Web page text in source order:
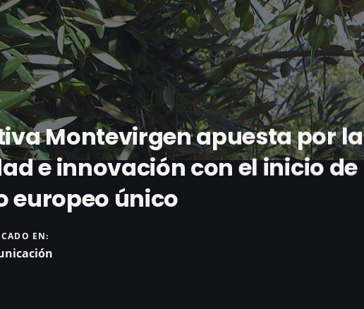
Montevirgen apuesta por la
e innovación con el inicio de
europeo único
EN: